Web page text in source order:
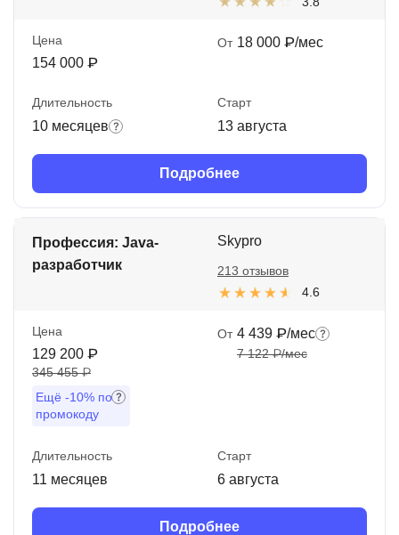
Цена
154 000 ₽
От 18 000 ₽/мес
Длительность
10 месяцев
Старт
13 августа
Подробнее
Профессия: Java-
разработчик
Skypro
4.6
213 отзывов
Цена
129 200 ₽
345 455 ₽
Ещё -10% по
промокоду
От 4 439 ₽/мес
7 122 ₽/мес
Длительность
11 месяцев
Старт
6 августа
Подробнее